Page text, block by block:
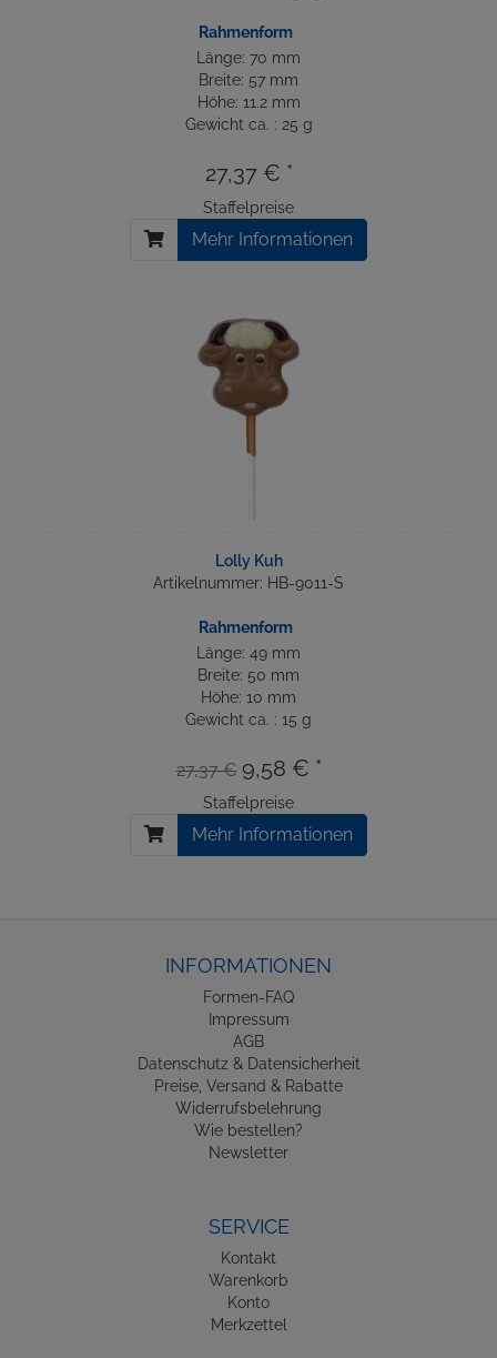
Rahmenform
Länge: 70 mm
Breite: 57 mm
Höhe: 11.2 mm
Gewicht ca. : 25 g
27,37 € *
Staffelpreise
Mehr Informationen
Lolly Kuh
Artikelnummer: HB-9011-S
Rahmenform
Länge: 49 mm
Breite: 50 mm
Höhe: 10 mm
Gewicht ca. : 15 g
27,37 € 9,58 € *
Staffelpreise
Mehr Informationen
INFORMATIONEN
Formen-FAQ
Impressum
AGB
Datenschutz & Datensicherheit
Preise, Versand & Rabatte
Widerrufsbelehrung
Wie bestellen?
Newsletter
SERVICE
Kontakt
Warenkorb
Konto
Merkzettel